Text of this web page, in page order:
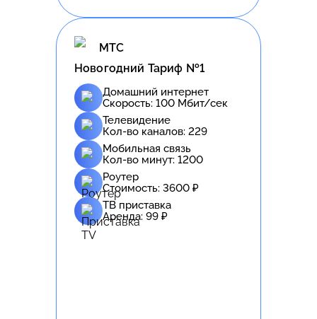
МТС
Новогодний Тариф №1
Домашний интернет
Скорость: 100 Мбит/сек
Телевидение
Кол-во каналов: 229
Мобильная связь
Кол-во минут: 1200
Роутер
Стоимость: 3600 ₽
ТВ приставка
Аренда: 99 ₽